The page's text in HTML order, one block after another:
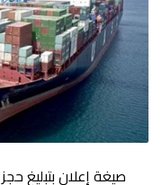
صيغة إعلان بتبليغ